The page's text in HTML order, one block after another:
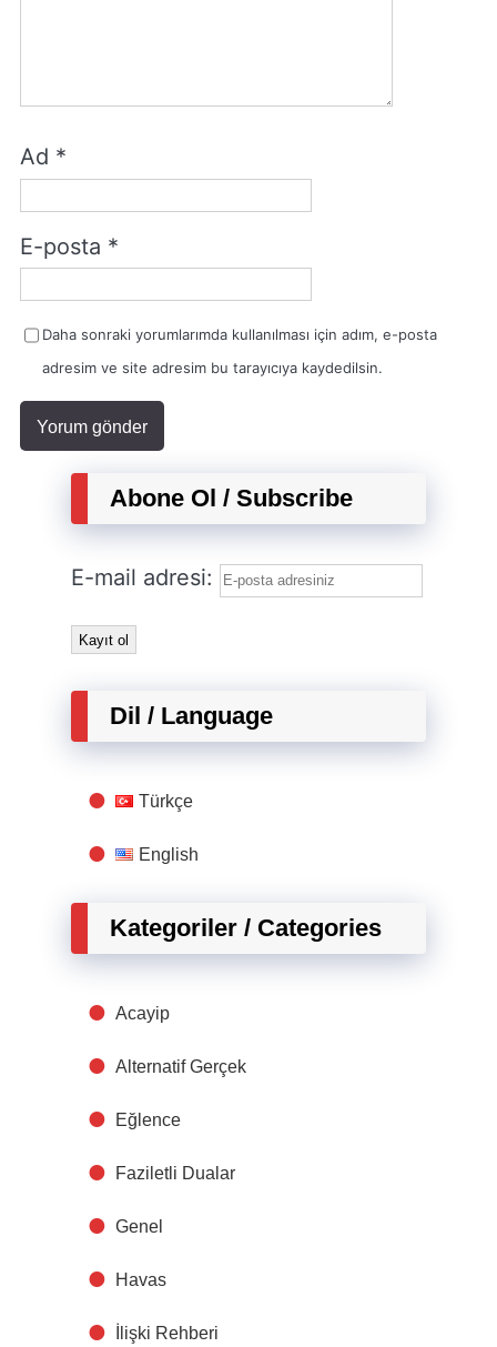
Ad *
E-posta *
Daha sonraki yorumlarımda kullanılması için adım, e-posta
adresim ve site adresim bu tarayıcıya kaydedilsin.
Abone Ol / Subscribe
E-mail adresi:
Dil / Language
Türkçe
English
Kategoriler / Categories
Acayip
Alternatif Gerçek
Eğlence
Faziletli Dualar
Genel
Havas
İlişki Rehberi